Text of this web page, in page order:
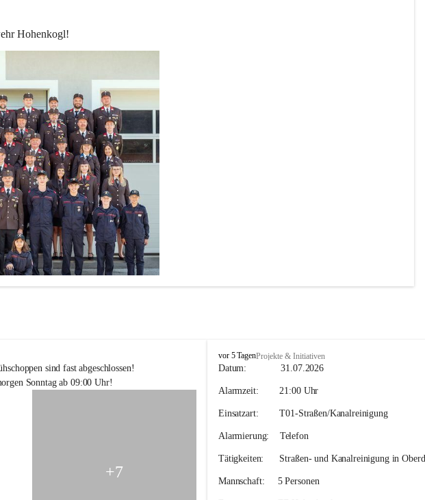
Hohenkogl!
sind fast abgeschlossen!
Sonntag ab 09:00 Uhr!
+7
F
F
o
e
n
k
o
l
vor 5 TagenProjekte & Initiativen
Datum: 31.07.2026
Alarmzeit:
        21:00 Uhr
Einsatzart: T01-Straßen/Kanalreinigung
Alarmierung: Telefon
Tätigkeiten:
Straßen- und Kanalreinigung in
Mannschaft:
     5 Personen